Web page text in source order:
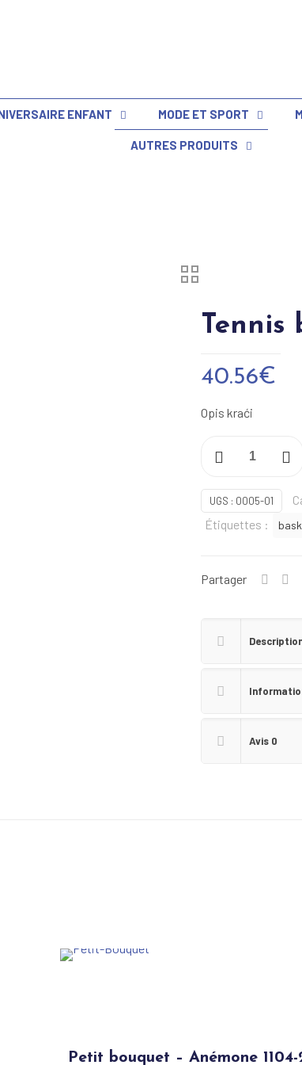
ENFANT MODE ET SPORT
AUTRES PRODUITS
Tennis
40.56€
Opis kraći
Tennis
blanche
et
12
UGS : 0005-01
Étiquettes :
Partager
Avis 0
Petit bouquet – Anémone 1104-